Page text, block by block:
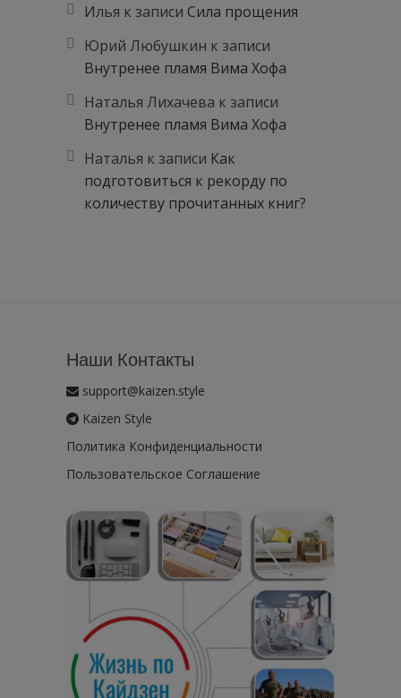
Илья к записи Сила прощения
Юрий Любушкин к записи
Внутренее пламя Вима Хофа
Наталья Лихачева к записи
Внутренее пламя Вима Хофа
Наталья к записи Как
подготовиться к рекорду по
количеству прочитанных книг?
Наши Контакты
support@kaizen.style
Kaizen Style
Политика Конфиденциальности
Пользовательское Соглашение